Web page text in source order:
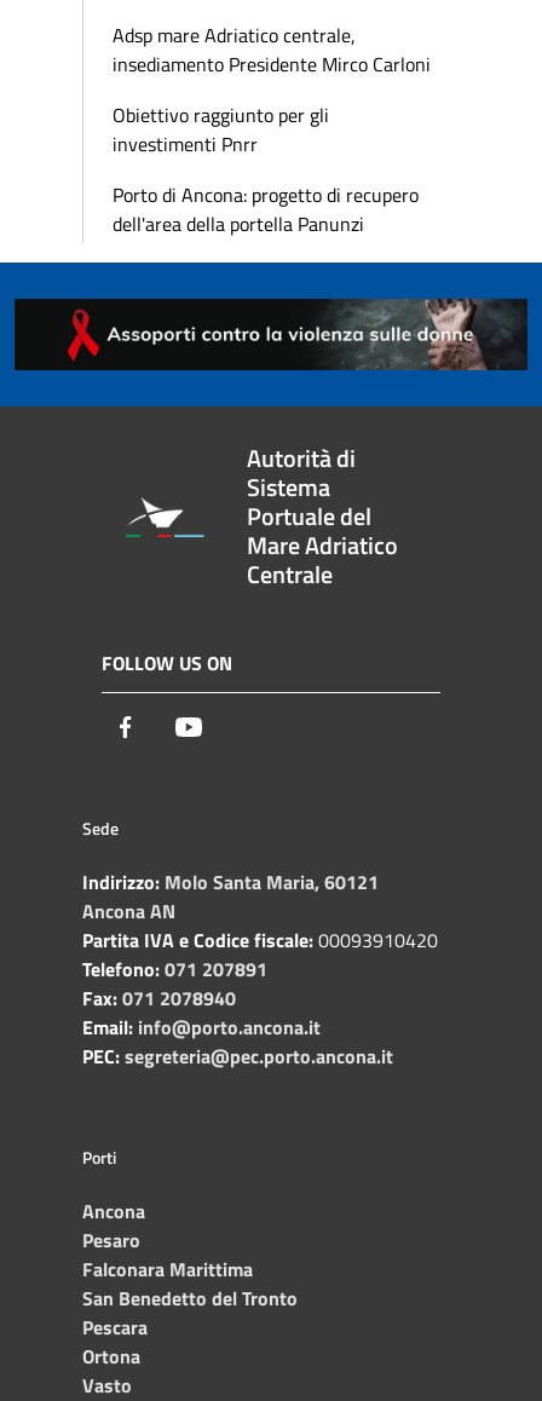
Adsp mare Adriatico centrale,
insediamento Presidente Mirco Carloni
Obiettivo raggiunto per gli
investimenti Pnrr
Porto di Ancona: progetto di recupero
dell'area della portella Panunzi
Autorità di
Sistema
Portuale del
Mare Adriatico
Centrale
FOLLOW US ON
Facebook
Sede
Indirizzo: Molo Santa Maria, 60121
Ancona AN
Partita IVA e Codice fiscale:00093910420
Telefono:071 207891
Fax:071 2078940
Email: info@porto.ancona.it
PEC:segreteria@pec.porto.ancona.it
Porti
Ancona
Pesaro
Falconara Marittima
San Benedetto del Tronto
Pescara
Ortona
Vasto